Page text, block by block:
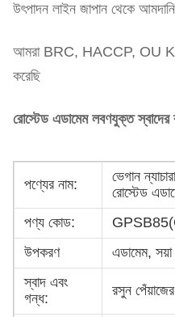
উৎপাদন লাইন জাপান থেকে
আমরা BRC, HACCP, OU
করেছি
রোস্টেড এডামেম লবণযুক্ত স্বাদের
পণ্যের নাম:
ভেগান
রোস্টেড
পণ্য কোড:
উপকরণ
এডামেম,
স্বাদ এবং
গন্ধ:
রসুন